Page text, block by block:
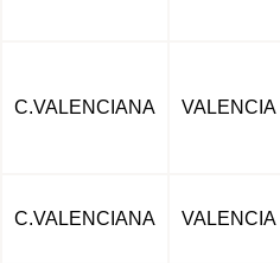
C.VALENCIANA VALENCIA
C.VALENCIANA VALENCIA